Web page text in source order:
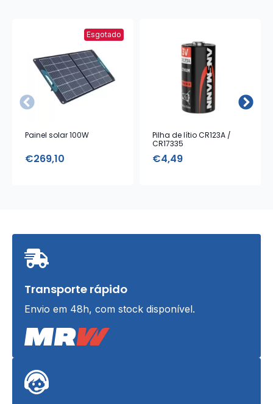
Esgotado
Painel solar 100W
€269,10
Pilha de lítio CR123A /
CR17335
€4,49
Transporte rápido
Envio em 48h, com stock disponível.